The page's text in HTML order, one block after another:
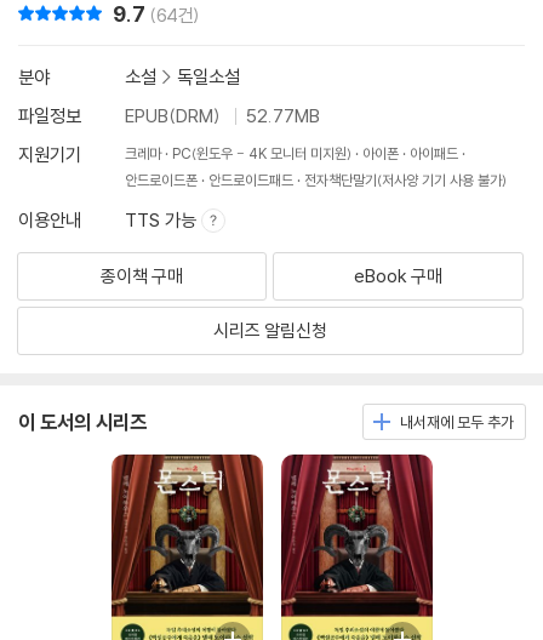
9.7 (64건)
분야 소설 > 독일소설
파일정보
EPUB(DRM)
52.77MB
지원기기
크레마 PC(윈도우 - 4K 모니터 미지원) 아이폰
아이패드
안드로이드폰
안드로이드패드 전자책단말기(저사양 기기 사용 불가)
이용안내 TTS 가능
종이책 구매 eBook 구매
시리즈 알림신청
이 도서의 시리즈 내서재에 모두 추가